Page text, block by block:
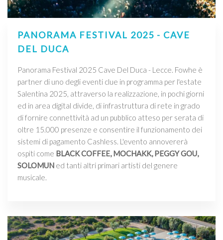
PANORAMA FESTIVAL 2025 - CAVE
DEL DUCA
Panorama Festival 2025 Cave Del Duca - Lecce. Fowhe è
partner di uno degli eventi clue in programma per l'estate
Salentina 2025, attraverso la realizzazione, in pochi giorni
ed in area digital divide, di infrastruttura di rete in grado
di fornire connettività ad un pubblico atteso per serata di
oltre 15.000 presenze e consentire il funzionamento dei
sistemi di pagamento Cashless. L'evento annovererà
ospiti come BLACK COFFEE, MOCHAKK, PEGGY GOU,
SOLOMUN ed tanti altri primari artisti del genere
musicale.